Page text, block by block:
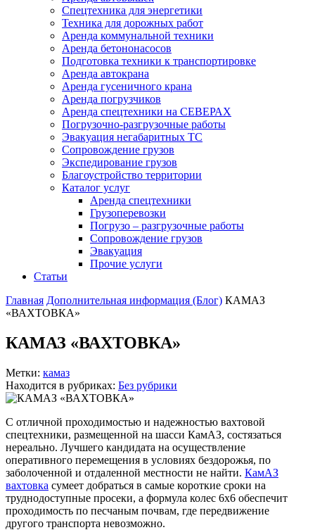
Спецтехника для энергетики
Техника для дорожных работ
Аренда коммунальной техники
Аренда бетононасосов
Подготовка техники к транспортировке
Аренда автокрана
Аренда гусеничного крана
Аренда погрузчиков
Аренда спецтехники на СЕВЕРАХ
Погрузочно-разгрузочные работы
Эвакуация негабаритных ТС
Сопровождение грузов
Экспедирование грузов
Благоустройство территории
Каталог услуг
Аренда спецтехники
Грузоперевозки
Погрузо – разгрузочные работы
Сопровождение грузов
Эвакуация
Прочие услуги
Статьи
Главная Дополнительная информация (Блог) КАМАЗ
«ВАХТОВКА»
КАМАЗ «ВАХТОВКА»
Метки: камаз
Находится в рубриках: Без рубрики
С отличной проходимостью и надежностью вахтовой
спецтехники, размещенной на шасси КамАЗ, состязаться
нереально. Лучшего кандидата на осуществление
оперативного перемещения в условиях бездорожья, по
заболоченной и отдаленной местности не найти. КамАЗ
вахтовка сумеет добраться в самые короткие сроки на
труднодоступные просеки, а формула колес 6х6 обеспечит
проходимость по песчаным почвам, где передвижение
другого транспорта невозможно.